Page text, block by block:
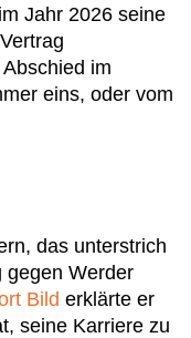
Jahr 2026 seine
im
eins, oder vom
das unterstrich
gegen Werder
Bild erklärte er
seine Karriere zu